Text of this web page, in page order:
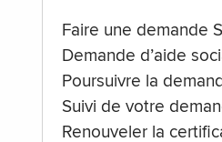
Faire une demande
Demande d’aide
Poursuivre la
Suivi de votre
Renouveler la